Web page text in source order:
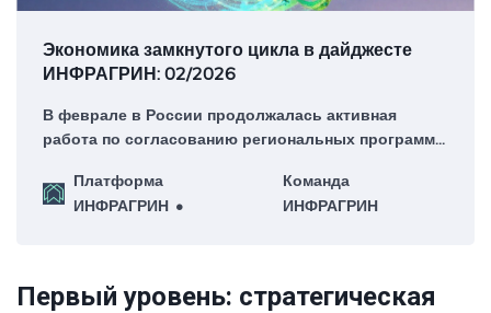
Экономика замкнутого цикла в дайджесте
ИНФРАГРИН: 02/2026
В феврале в России продолжалась активная
работа по согласованию региональных программ
запускались производственные мощности по
переработке вторсырья.
Платформа
ИНФРАГРИН
Команда
ИНФРАГРИН
Первый уровень: стратегическая